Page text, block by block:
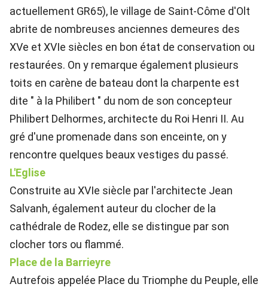
actuellement GR65), le village de Saint-Côme d'Olt
abrite de nombreuses anciennes demeures des
XVe et XVIe siècles en bon état de conservation ou
restaurées. On y remarque également plusieurs
toits en carène de bateau dont la charpente est
dite " à la Philibert " du nom de son concepteur
Philibert Delhormes, architecte du Roi Henri II. Au
gré d'une promenade dans son enceinte, on y
rencontre quelques beaux vestiges du passé.
L'Eglise
Construite au XVIe siècle par l'architecte Jean
Salvanh, également auteur du clocher de la
cathédrale de Rodez, elle se distingue par son
clocher tors ou flammé.
Place de la Barrieyre
Autrefois appelée Place du Triomphe du Peuple, elle